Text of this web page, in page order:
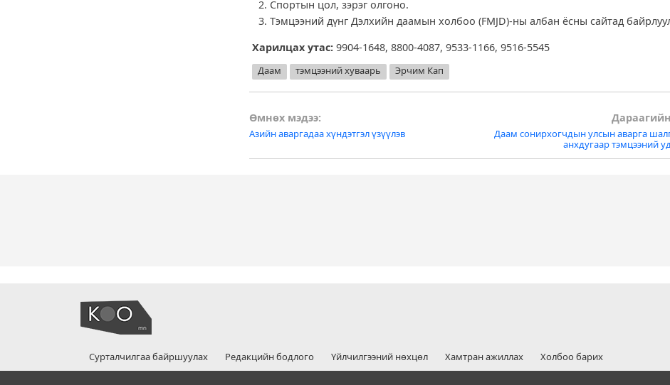
Спортын цол, зэрэг олгоно.
Тэмцээний дүнг Дэлхийн даамын холбоо (FMJD)-ны албан ёсны сайтад
Харилцах утас: 9904-1648, 8800-4087, 9533-1166, 9516-5545
Даам тэмцээний хуваарь Эрчим Кап
Post
navigation
Өмнөх мэдээ:
Азийн аваргадаа хүндэтгэл үзүүлэв
Даам сонирхогчдын улсын аварга
анхдугаар тэмцээний
Сурталчилгаа байршуулах Редакцийн бодлого Үйлчилгээний нөхцөл Хамтран ажиллах Холбоо барих